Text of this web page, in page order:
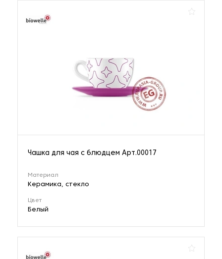
Чашка для чая с блюдцем Арт.00017
Материал
Керамика, стекло
Цвет
Белый